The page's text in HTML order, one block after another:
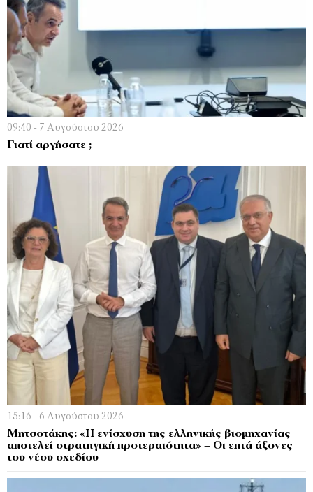
09:40 - 7 Αυγούστου 2026
Γιατί αργήσατε ;
15:16 - 6 Αυγούστου 2026
Μητσοτάκης: «Η ενίσχυση της ελληνικής βιομηχανίας
αποτελεί στρατηγική προτεραιότητα» – Οι επτά άξονες
του νέου σχεδίου